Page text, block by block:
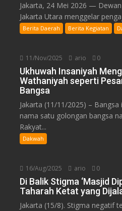
Jakarta, 24 Mei 2026 —
Jakarta Utara menggelar
Berita Daerah Berita Kegiatan
11/Nov/2025 ario 0
Ukhuwah Insaniyah
Wathaniyah seperti
Bangsa
Jakarta (11/11/2025) –
nama satu golongan bangsa
Rakyat...
Dakwah
16/Aug/2025 ario 0
Di Balik Stigma ‘Masjid
Taharah Ketat yang
Jakarta (15/8). Stigma negatif